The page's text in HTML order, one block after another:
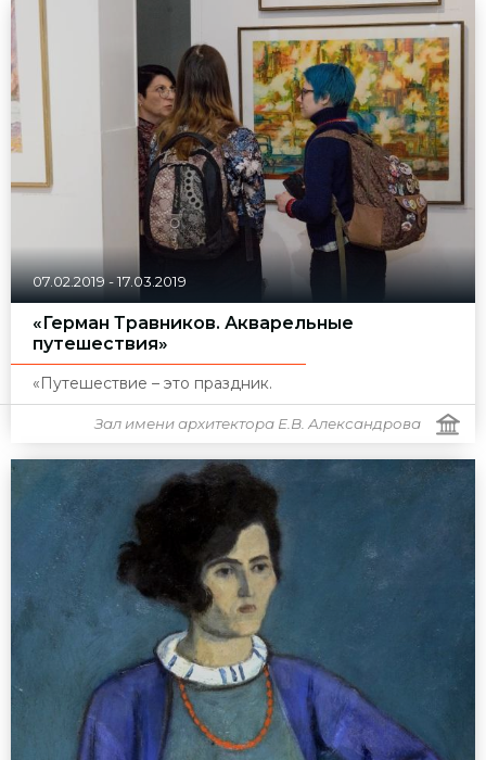
07.02.2019-17.03.2019
«Герман Травников. Акварельные
путешествия»
«Путешествие – это праздник.
Зал имени архитектора Е.В. Александрова